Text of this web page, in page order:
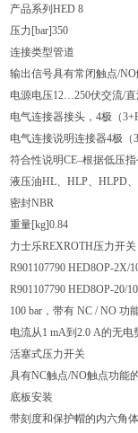
产品系列 HED 8
压力[bar]350
连接类型管道
输出信号具有常闭触点/
电源电压12…250伏交流/
电气连接器接头，4极（
电气连接说明连接器4极（
符合性说明CE–根据低压指
液压油HL、HLP、HLPD
密封NBR
重量[kg]0.84
力士乐REXROTH压力开关
R901107790 HED8OP-2X/
R901107790 HED8OP-20/
100 bar，带有 NC / NO 功
电流从1 mA到2.0 A的无
活塞式压力开关
具有NC触点/NO触点功能
底板安装
带刻度和保护帽的内六角体